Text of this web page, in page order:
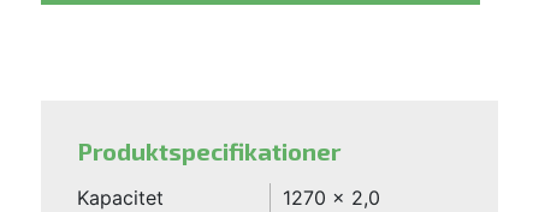
Produktspecifikationer
Kapacitet 1270 x 2,0